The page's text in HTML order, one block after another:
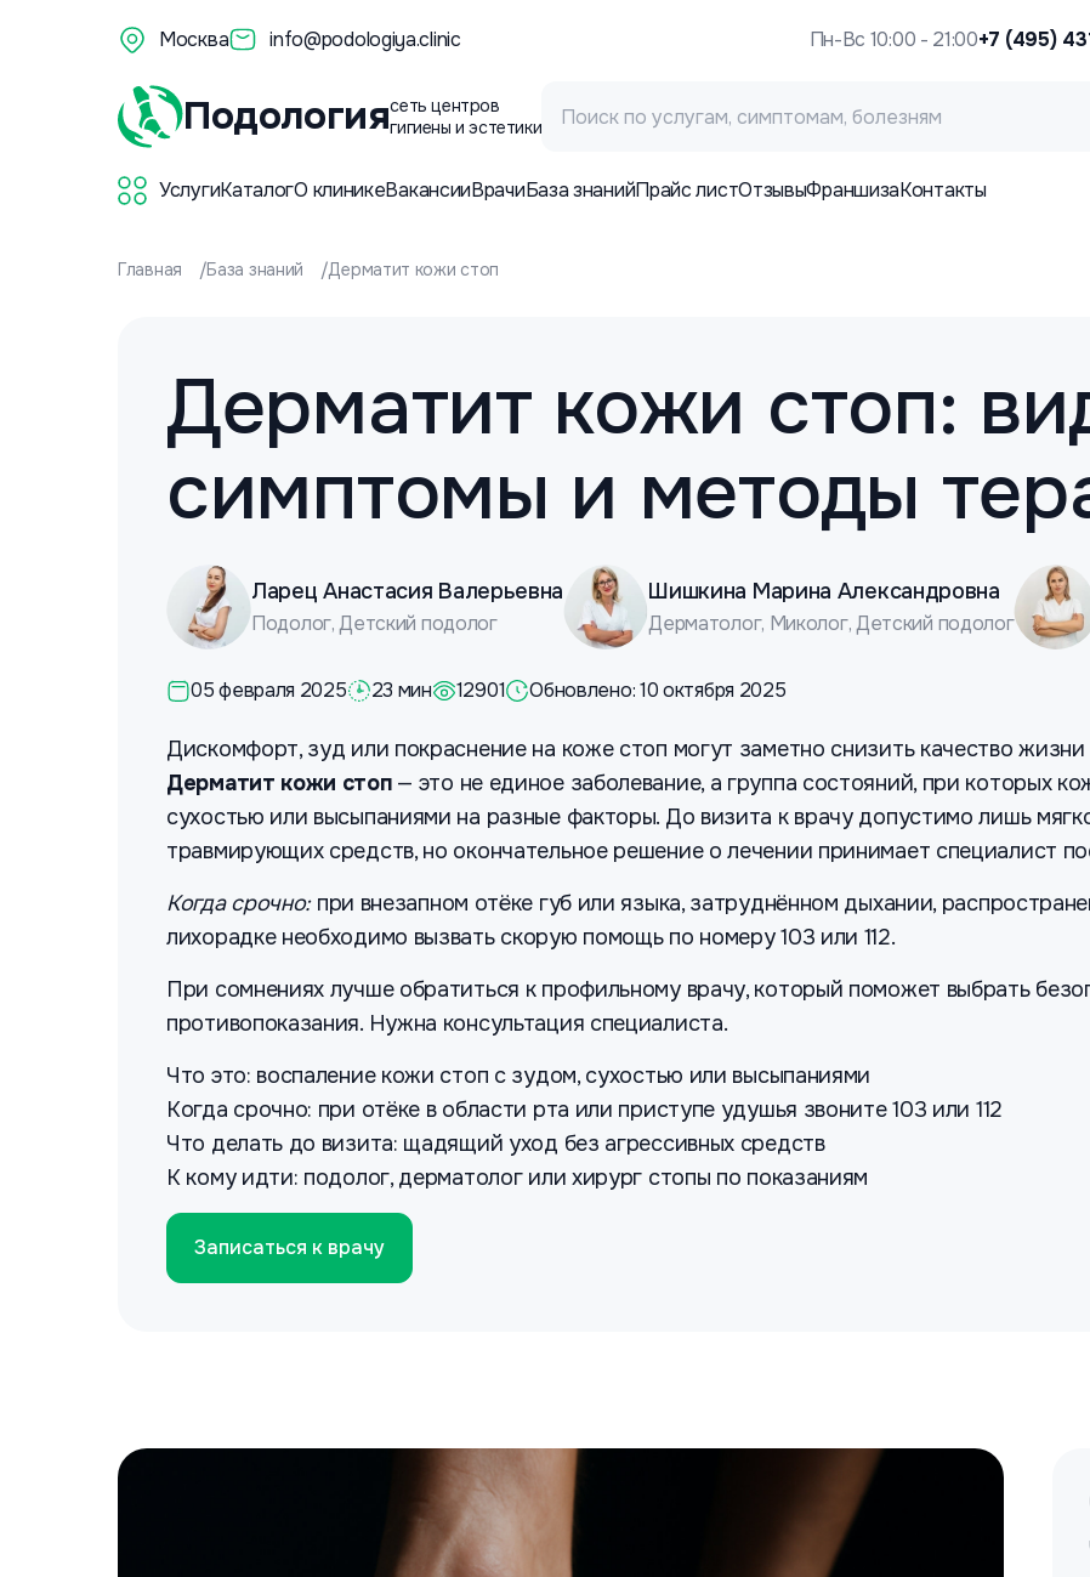
Москва info@podologiya.clinic Пн-Вс 10:00 - 21:00+7 (495)
Подологиясеть центров
гигиены и эстетики
УслугиКаталогО клиникеВакансииВрачиБаза знанийПрайс листОтзывыФраншизаКонтакты
Главная База знаний Дерматит кожи стоп
Дерматит кожи стоп:
симптомы и методы
Ларец Анастасия Валерьевна
Подолог, Детский подолог
Шишкина Марина Александровна
Дерматолог, Миколог, Детский подолог
05 февраля 2025 23 мин 12901 Обновлено: 10 октября 2025
Дискомфорт, зуд или покраснение на коже стоп могут заметно снизить качество
Дерматит кожи стоп— это не единое заболевание, а группа состояний, при которых
сухостью или высыпаниями на разные факторы. До визита к врачу допустимо лишь
травмирующих средств, но окончательное решение о лечении принимает специалист
Когда срочно:при внезапном отёке губ или языка, затруднённом дыхании,
лихорадке необходимо вызвать скорую помощь по номеру 103 или 112.
При сомнениях лучше обратиться к профильному врачу, который поможет выбрать
противопоказания. Нужна консультация специалиста.
Что это: воспаление кожи стоп с зудом, сухостью или высыпаниями
Когда срочно: при отёке в области рта или приступе удушья звоните 103 или 112
Что делать до визита: щадящий уход без агрессивных средств
К кому идти: подолог, дерматолог или хирург стопы по показаниям
Записаться к врачу